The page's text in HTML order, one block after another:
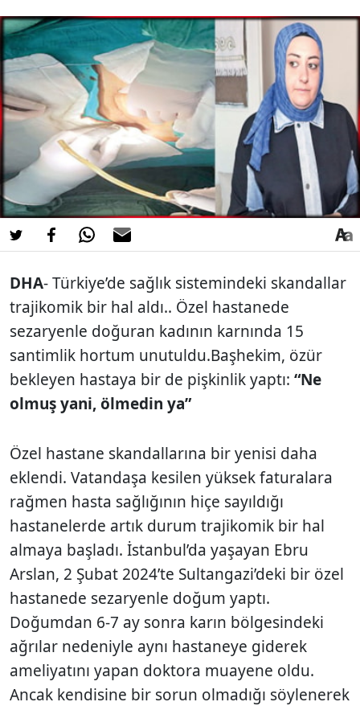
DHA- Türkiye’de sağlık sistemindeki skandallar
trajikomik bir hal aldı.. Özel hastanede
sezaryenle doğuran kadının karnında 15
santimlik hortum unutuldu.Başhekim, özür
bekleyen hastaya bir de pişkinlik yaptı: “Ne
olmuş yani, ölmedin ya”
Özel hastane skandallarına bir yenisi daha
eklendi. Vatandaşa kesilen yüksek faturalara
rağmen hasta sağlığının hiçe sayıldığı
hastanelerde artık durum trajikomik bir hal
almaya başladı. İstanbul’da yaşayan Ebru
Arslan, 2 Şubat 2024’te Sultangazi’deki bir özel
hastanede sezaryenle doğum yaptı.
Doğumdan 6-7 ay sonra karın bölgesindeki
ağrılar nedeniyle aynı hastaneye giderek
ameliyatını yapan doktora muayene oldu.
Ancak kendisine bir sorun olmadığı söylenerek